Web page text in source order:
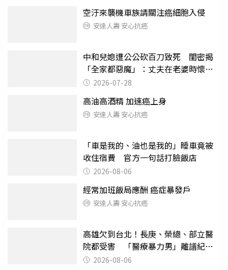
空汙來襲機車族請關注癌細胞入侵
安達人壽 安心抗癌
中和兒媳遭公公砍百刀致死 閨密揭
「全家都惡魔」：丈夫在老婆時懷孕
摔東西
2026-07-28
高油高酒精 加速癌上身
安達人壽 安心抗癌
「車是我的、油也是我的」睡車竟被
收住宿費 官方一句話打臉飯店
2026-08-06
經常加班飯局應酬 癌症暴發戶
安達人壽 安心抗癌
高雄欠到台北！長庚、榮總、部立醫
院都受害 「醫療暴力男」離譜紀錄
曝光2026-08-06